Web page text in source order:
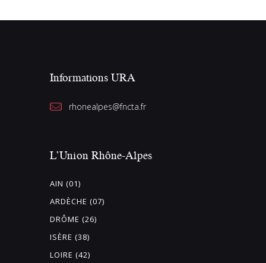
Informations URA
rhonealpes@fncta.fr
L’Union Rhône-Alpes
AIN (01)
ARDÈCHE (07)
DRÔME (26)
ISÈRE (38)
LOIRE (42)